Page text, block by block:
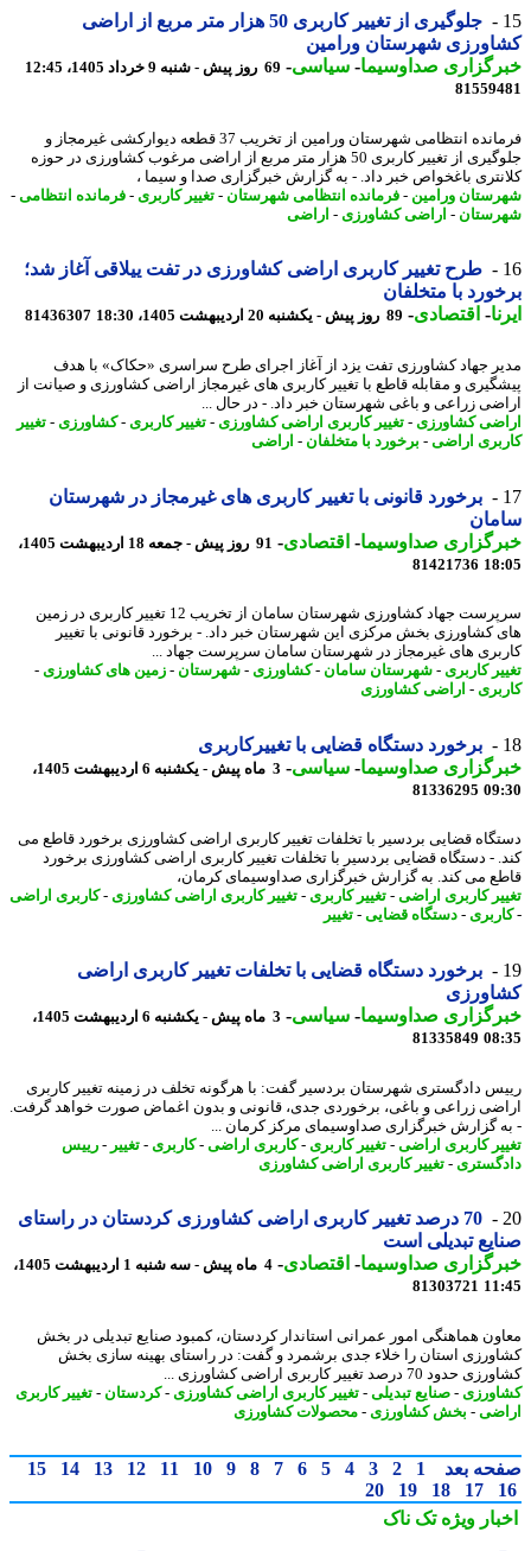
جلوگیری از تغییر کاربری 50 هزار متر مربع از اراضی
شهرستان ورامین
صداوسیما-سیاسی-69 روز پیش - شنبه 9 خرداد 1405، 12:45
فرمانده انتظامی شهرستان ورامین از تخریب 37 قطعه دیوارکشی غیرمجاز و
جلوگیری از تغییر کاربری 50 هزار متر مربع از اراضی مرغوب کشاورزی در حوزه
باغخواص خبر داد. - به گزارش خبرگزاری صدا و سیما ،
ورامین -فرمانده انتظامی شهرستان-تغییر کاربری - فرمانده انتظامی-
-اراضی کشاورزی- اراضی
طرح تغییر کاربری اراضی کشاورزی در تفت ییلاقی آغاز شد؛
با متخلفان
-اقتصادی-89 روز پیش - یکشنبه 20 اردیبهشت 1405، 18:30 81436307
جهاد کشاورزی تفت یزد از آغاز اجرای طرح سراسری «حکاک» با هدف
و مقابله قاطع با تغییر کاربری های غیرمجاز اراضی کشاورزی و صیانت از
زراعی و باغی شهرستان خبر داد. - در ﺣﺎل ...
کشاورزی- تغییر کاربری اراضی کشاورزی- تغییر کاربری - کشاورزی- تغییر
اراضی -برخورد با متخلفان-اراضی
برخورد قانونی با تغییر کاربری های غیرمجاز در شهرستان
صداوسیما-اقتصادی-
91 روز پیش - جمعه 18 اردیبهشت 1405،
81421736
سرپرست جهاد کشاورزی شهرستان سامان از تخریب 12 تغییر کاربری در زمین
کشاورزی بخش مرکزی این شهرستان خبر داد. - برخورد قانونی با تغییر
های غیرمجاز در شهرستان سامان سرپرست جهاد ...
کاربری - شهرستان سامان-کشاورزی- شهرستان-زمین های کشاورزی-
- اراضی کشاورزی
برخورد دستگاه قضایی با تغییرکاربری
صداوسیما-سیاسی-
3 ماه پیش - یکشنبه 6 اردیبهشت 1405،
81336295
قضایی بردسیر با تخلفات تغییر کاربری اراضی کشاورزی برخورد قاطع می
- دستگاه قضایی بردسیر با تخلفات تغییر کاربری اراضی کشاورزی برخورد
می کند. به گزارش خبرگزاری صداوسیمای کرمان،
کاربری اراضی -تغییر کاربری - تغییر کاربری اراضی کشاورزی- کاربری اراضی
- دستگاه قضایی-تغییر
برخورد دستگاه قضایی با تخلفات تغییر کاربری اراضی
صداوسیما-سیاسی-
3 ماه پیش - یکشنبه 6 اردیبهشت 1405،
81335849
دادگستری شهرستان بردسیر گفت: با هرگونه تخلف در زمینه تغییر کاربری
زراعی و باغی، برخوردی جدی، قانونی و بدون اغماض صورت خواهد گرفت.
گزارش خبرگزاری صداوسیمای مرکز کرمان ...
کاربری اراضی -تغییر کاربری - کاربری اراضی -کاربری - تغییر-رییس
- تغییر کاربری اراضی کشاورزی
70 درصد تغییر کاربری اراضی کشاورزی کردستان در راستای
تبدیلی است
صداوسیما-اقتصادی-
4 ماه پیش - سه شنبه 1 اردیبهشت 1405،
81303721
هماهنگی امور عمرانی استاندار کردستان، کمبود صنایع تبدیلی در بخش
استان را خلاء جدی برشمرد و گفت: در راستای بهینه سازی بخش
70 درصد تغییر کاربری اراضی کشاورزی ...
- صنایع تبدیلی-تغییر کاربری اراضی کشاورزی- کردستان-تغییر کاربری
-بخش کشاورزی- محصولات کشاورزی
بعد 1
2
3
4
5
6
7
8
9
10
11
12
13
14
15
17
18
19
20
ویژهتک ناک